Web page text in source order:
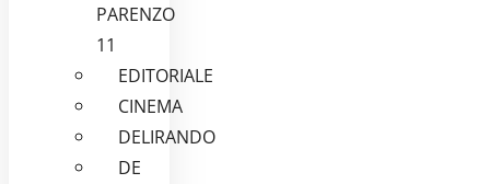
PARENZO
11
EDITORIALE
CINEMA
DELIRANDO
DE